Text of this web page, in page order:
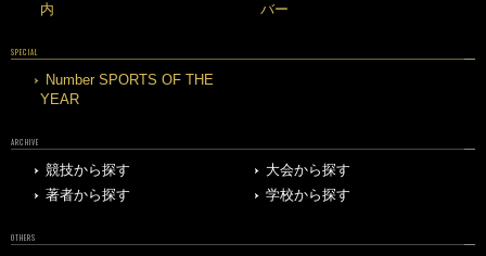
内
バー
SPECIAL
Number SPORTS OF THE
YEAR
ARCHIVE
競技から探す
大会から探す
著者から探す
学校から探す
OTHERS